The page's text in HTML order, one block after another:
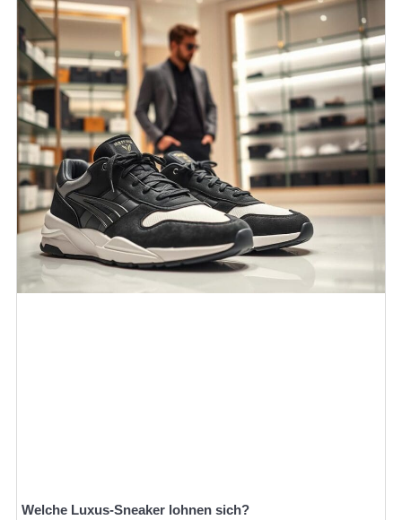
Welche Luxus-Sneaker lohnen sich?